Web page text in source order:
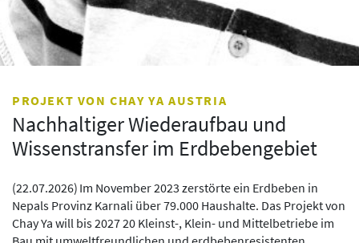
PROJEKT VON CHAY YA AUSTRIA
Nachhaltiger Wiederaufbau und
Wissenstransfer im Erdbebengebiet
(22.07.2026) Im November 2023 zerstörte ein Erdbeben in
Nepals Provinz Karnali über 79.000 Haushalte. Das Projekt von
Chay Ya will bis 2027 20 Kleinst-, Klein- und Mittelbetriebe im